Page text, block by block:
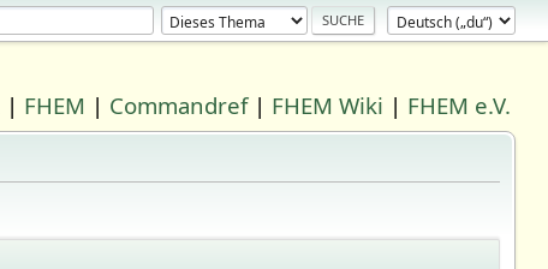
| FHEM | Commandref| FHEM Wiki | FHEM e.V.